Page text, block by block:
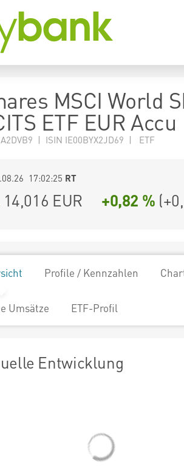
MSCI World
ETF EUR Accu
| ISIN IE00BYX2JD69 | ETF
17:02:25 RT
14,016 EUR +0,82 % (
Profile / Kennzahlen
Umsätze ETF-Profil
Entwicklung